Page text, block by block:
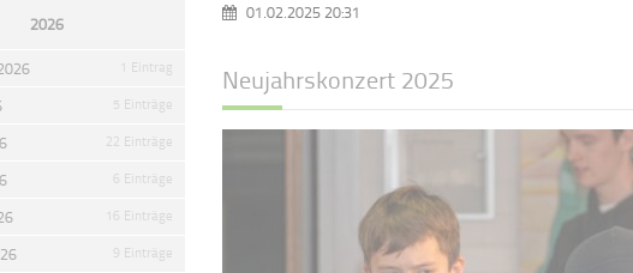
01.02.2025 20:31
Neujahrskonzert 2025
2026
1 Eintrag
5 Einträge
22 Einträge
6 Einträge
16 Einträge
9 Einträge